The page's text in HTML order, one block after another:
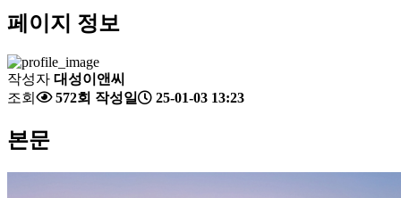
페이지 정보
작성자 대성이앤씨
조회
572회 작성일 25-01-03 13:23
본문